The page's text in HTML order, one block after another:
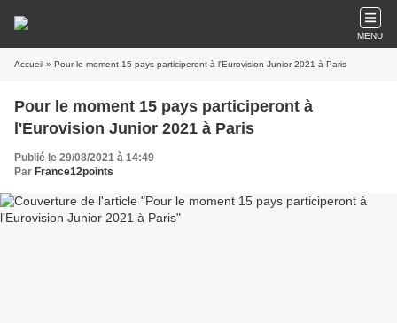
MENU
Accueil » Pour le moment 15 pays participeront à l'Eurovision Junior 2021 à Paris
Pour le moment 15 pays participeront à
l'Eurovision Junior 2021 à Paris
Publié le 29/08/2021 à 14:49
Par France12points